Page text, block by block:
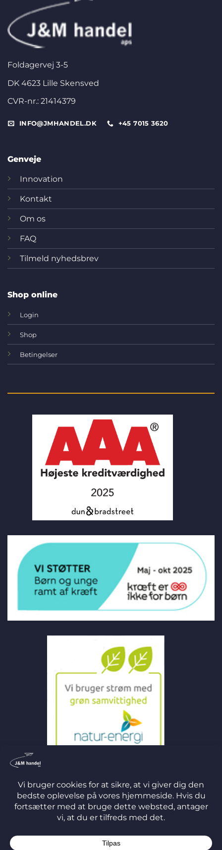
Foldagervej 3-5
DK 4623 Lille Skensved
CVR-nr.: 21414379
INFO@JMHANDEL.DK +45 7015 3620
Genveje
Innovation
Kontakt
Om os
FAQ
Tilmeld nyhedsbrev
Shop online
Login
Shop
Betingelser
©
2026 J&M Handel ApS